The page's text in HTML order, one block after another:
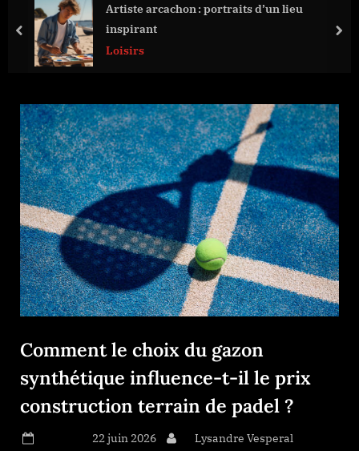
Artiste arcachon : portraits d’un lieu
inspirant
Loisirs
prev next
Comment le choix du gazon
synthétique influence-t-il le prix
construction terrain de padel ?
Posted on22 juin 2026 ByLysandre Vesperal